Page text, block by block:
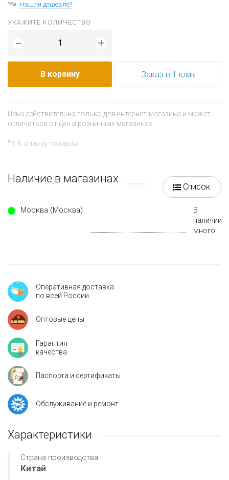
Нашли дешевле?
УКАЖИТЕ КОЛИЧЕСТВО
− +
В корзину Заказ в 1 клик
Цена действительна только для интернет-магазина и может
отличаться от цен в розничных магазинах.
К списку товаров
Наличие в магазинах
Список
Москва (Москва)
В
наличии
много
Оперативная доставка
по всей России
Оптовые цены
Гарантия
качества
Паспорта и сертификаты
Обслуживание и ремонт
Характеристики
Страна производства
Китай